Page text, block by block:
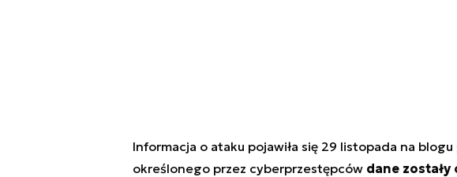
Informacja o ataku pojawiła się 29 listopada na
określonego przez cyberprzestępców dane